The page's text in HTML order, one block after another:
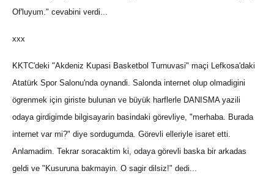
Of'luyum." cevabini verdi...
xxx
KKTC'deki "Akdeniz Kupasi Basketbol Turnuvasi" maçi Lefkosa'daki
Atatürk Spor Salonu'nda oynandi. Salonda internet olup olmadigini
ögrenmek için giriste bulunan ve büyük harflerle DANISMA yazili
odaya girdigimde bilgisayarin basindaki görevliye, "merhaba. Burada
internet var mi?" diye sordugumda. Görevli elleriyle isaret etti.
Anlamadim. Tekrar soracaktim ki, odaya görevli baska bir arkadas
geldi ve "Kusuruna bakmayin. O sagir dilsiz!" dedi...